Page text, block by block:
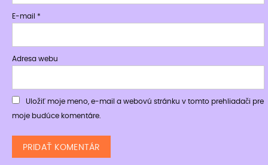
E-mail *
Adresa webu
Uložiť moje meno, e-mail a webovú stránku v tomto prehliadači pre
moje budúce komentáre.